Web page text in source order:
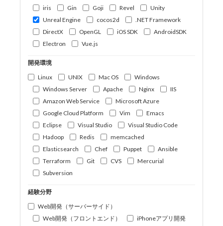
iris
Gin Goji Revel
Unity
Unreal Engine
cocos2d
.NET Framework
DirectX
OpenGL iOS SDK
AndroidSDK
Electron
Vue.js
開発環境
Linux
UNIX Mac OS
Windows
Windows Server
Apache Nginx
IIS
Amazon Web Service
Microsoft Azure
Google Cloud Platform
Vim
Emacs
Eclipse
Visual Studio
Visual Studio Code
Hadoop
Redis
memcached
Elasticsearch
Chef Puppet
Ansible
Terraform
Git CVS
Mercurial
Subversion
経験分野
Web開発（サーバーサイド）
Web開発（フロントエンド）
iPhoneアプリ開発